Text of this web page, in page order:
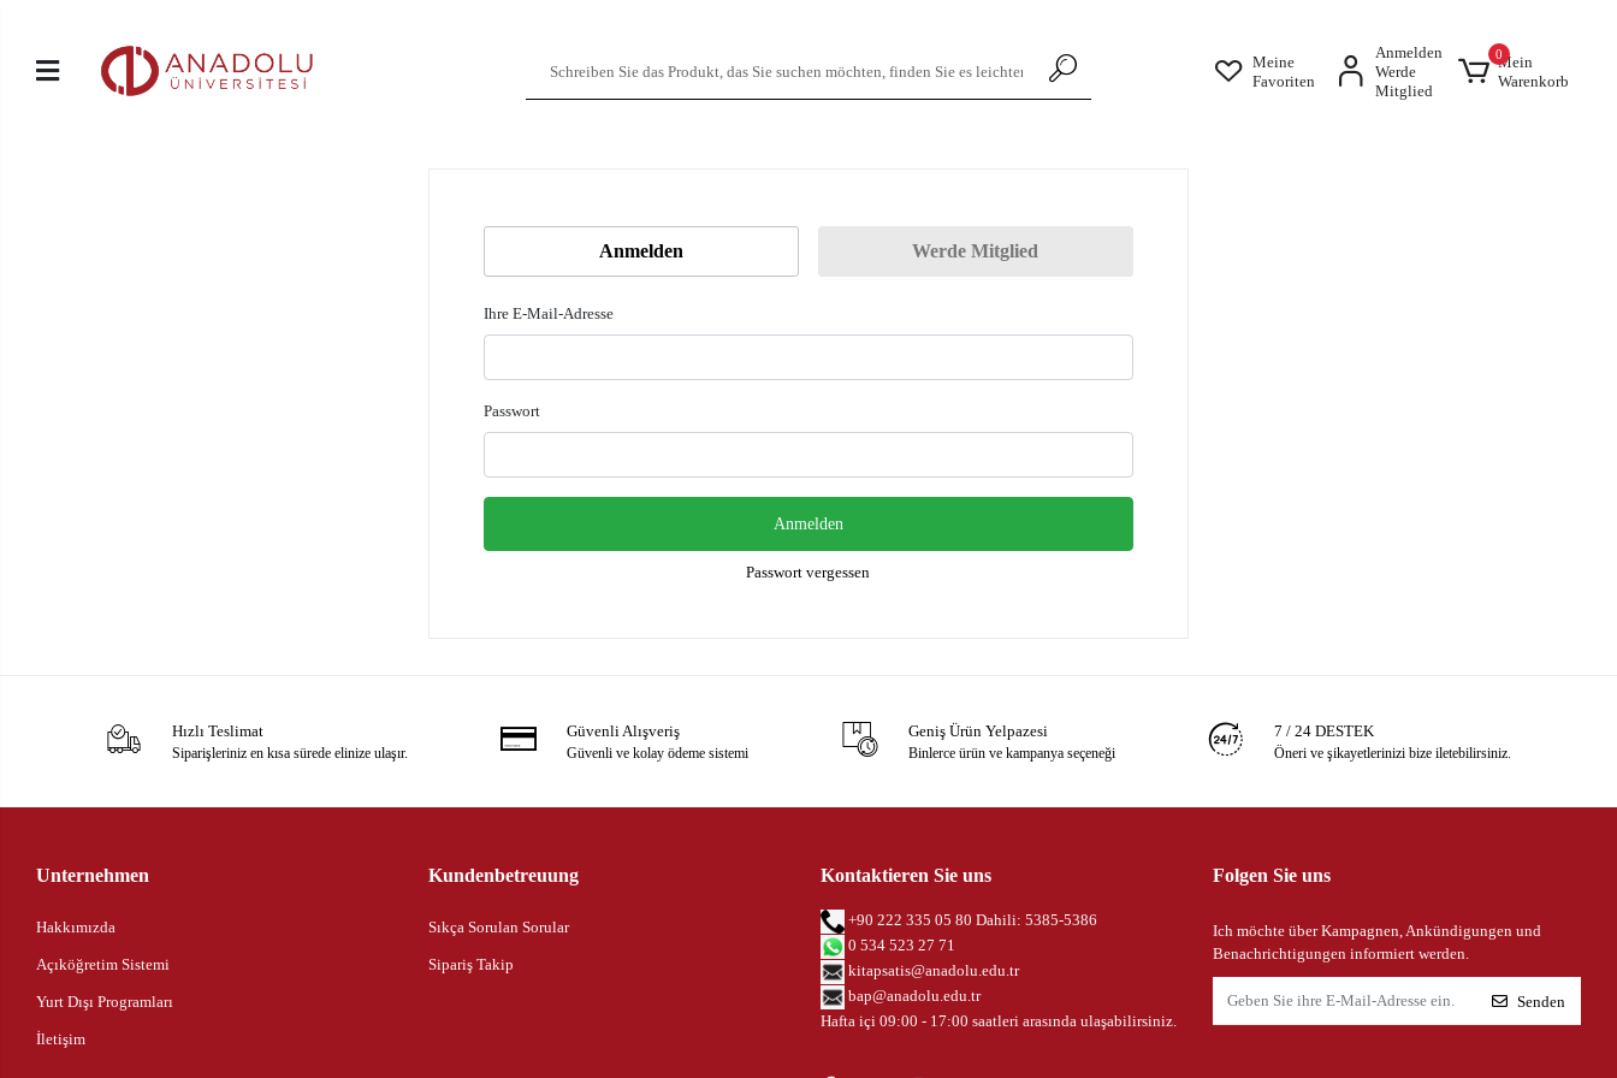
Meine
Favoriten
Anmelden
Werde
Mitglied
0Mein
Warenkorb
Anmelden Werde Mitglied
Ihre E-Mail-Adresse
Passwort
Anmelden
Passwort vergessen
Hızlı Teslimat
Siparişleriniz en kısa sürede elinize ulaşır.
Güvenli Alışveriş
Güvenli ve kolay ödeme sistemi
Geniş Ürün Yelpazesi
Binlerce ürün ve kampanya seçeneği
7 / 24 DESTEK
Öneri ve şikayetlerinizi bize iletebilirsiniz.
Unternehmen
Hakkımızda
Açıköğretim Sistemi
Yurt Dışı Programları
İletişim
Kundenbetreuung
Sıkça Sorulan Sorular
Sipariş Takip
Kontaktieren Sie uns
+90 222 335 05 80 Dahili: 5385-5386
0 534 523 27 71
kitapsatis@anadolu.edu.tr
bap@anadolu.edu.tr
Hafta içi 09:00 - 17:00 saatleri arasında ulaşabilirsiniz.
Folgen Sie uns
Ich möchte über Kampagnen, Ankündigungen und
Benachrichtigungen informiert werden.
Senden